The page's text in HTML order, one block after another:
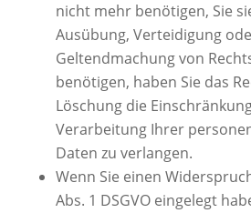
nicht mehr benötigen, Sie
Ausübung, Verteidigung
Geltendmachung von
benötigen, haben Sie das
Löschung die
Verarbeitung Ihrer
Daten zu verlangen.
Wenn Sie einen
Abs. 1 DSGVO eingelegt